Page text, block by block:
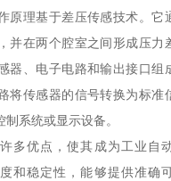
原理基于差压传感技术。它
并在两个腔室之间形成压力
器、电子电路和输出接口组
将传感器的信号转换为标准
系统或显示设备。
多优点，使其成为工业自
和稳定性，能够提供准确